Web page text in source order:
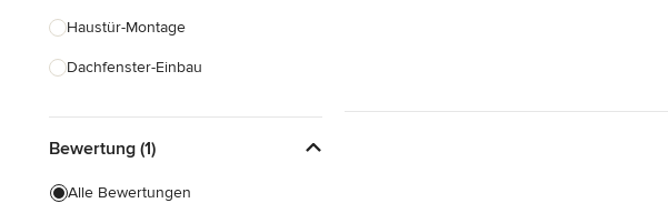
Haustür-Montage
Dachfenster-Einbau
Fenster nach Maß
Faltschiebetüren
Bewertung (1)
Alle Bewertungen